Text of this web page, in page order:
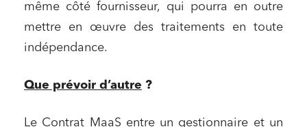
même côté fournisseur, qui pourra en outre
mettre en œuvre des traitements en toute
indépendance.
Que prévoir d’autre ?
Le Contrat MaaS entre un gestionnaire et un